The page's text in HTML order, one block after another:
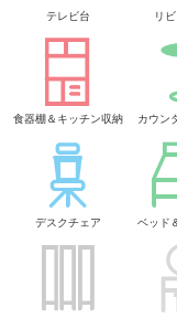
テレビ台 リ
食器棚＆キッチン収納 カウン
デスクチェア ベッド